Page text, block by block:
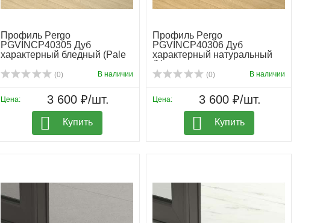
Профиль Pergo
PGVINCP40305 Дуб
характерный бледный (Pale
(0) В наличии
Цена: 3 600 ₽/шт.
Купить
Профиль Pergo
PGVINCP40306 Дуб
характерный натуральный
(N...
(0) В наличии
Цена: 3 600 ₽/шт.
Купить